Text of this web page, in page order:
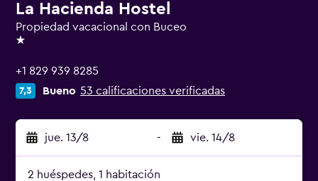
La Hacienda Hostel
Propiedad vacacional con Buceo
1 estrella
+1 829 939 8285
7,3 Bueno 53 calificaciones verificadas
jue. 13/8 - vie. 14/8
2 huéspedes, 1 habitación